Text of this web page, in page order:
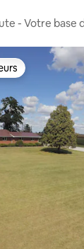
- Votre base
parmi les plus